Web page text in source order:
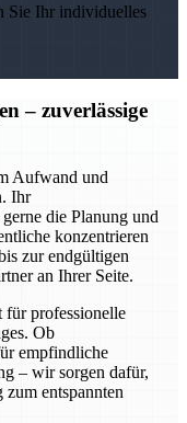
Sie Ihr individuelles
– zuverlässige
Aufwand und
Ihr
die Planung und
konzentrieren
zur endgültigen
an Ihrer Seite.
für professionelle
Ob
empfindliche
– wir sorgen dafür,
entspannten